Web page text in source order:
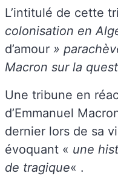
L’intitulé de cette
colonisation en
d’amour »
Macron sur la
Une tribune en
d’Emmanuel
dernier lors de sa
évoquant « une
de tragique« .